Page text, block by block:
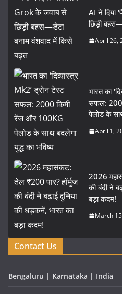
AI ने दिया
छिड़ी
April 26,
भारत का
सफल:
पेलोड के
April 1,
2026
की बंदी ने
बड़ा कदम!
March
Contact Us
Bengaluru | Karnataka | India